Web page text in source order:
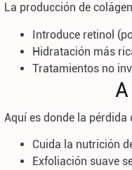
La producción de
Introduce retinol
Hidratación más
Tratamientos no
Aquí es donde la pérdida
Cuida la nutrición
Exfoliación suave